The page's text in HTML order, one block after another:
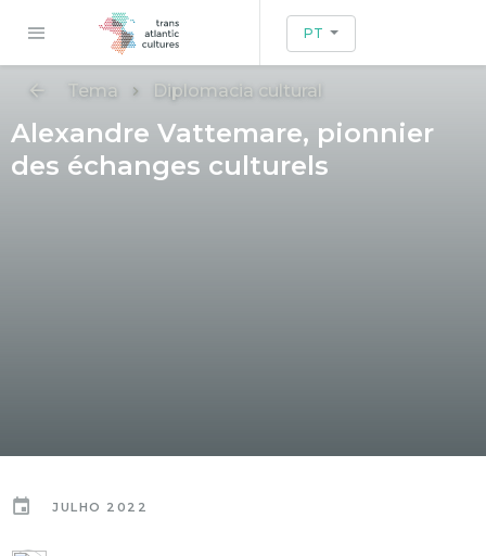
PT
Tema Diplomacia cultural
Alexandre Vattemare, pionnier
des échanges culturels
JULHO 2022